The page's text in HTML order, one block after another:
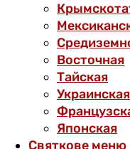
Восточная
Тайская
Украинская
Японская
Святкове меню